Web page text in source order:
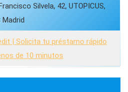
Silvela, 42, UTOPICUS,
Madrid
| Solicita tu préstamo rápido
de 10 minutos